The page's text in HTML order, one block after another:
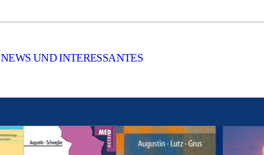
NEWS UND INTERESSANTES